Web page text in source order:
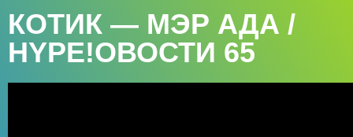
КОТИК — МЭР АДА /
HYPE!ОВОСТИ 65